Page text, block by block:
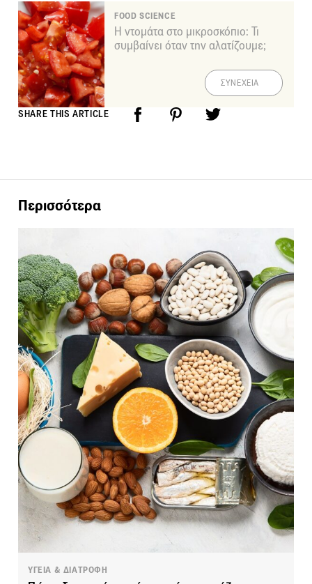
FOOD SCIENCE
Η ντομάτα στο μικροσκόπιο: Τι
συμβαίνει όταν την αλατίζουμε;
ΣΥΝΕΧΕΙΑ
SHARE THIS ARTICLE
Περισσότερα
ΥΓΕΙΑ & ΔΙΑΤΡΟΦΗ